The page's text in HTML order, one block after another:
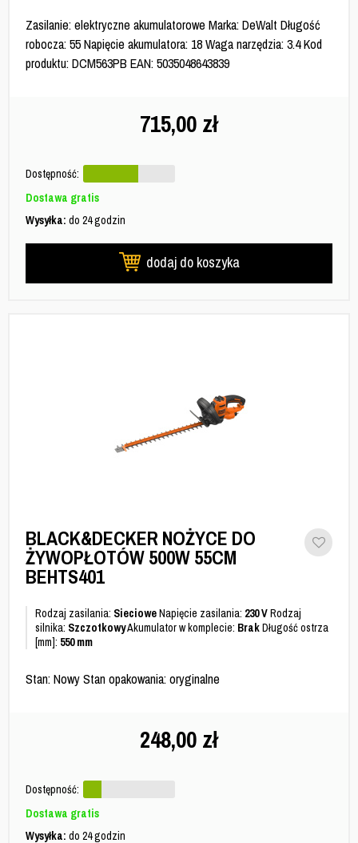
Zasilanie: elektryczne akumulatorowe Marka: DeWalt Długość
robocza: 55 Napięcie akumulatora: 18 Waga narzędzia: 3.4 Kod
produktu: DCM563PB EAN: 5035048643839
715,00 zł
Dostępność:
Dostawa gratis
Wysyłka: do 24 godzin
dodaj do koszyka
BLACK&DECKER NOŻYCE DO
ŻYWOPŁOTÓW 500W 55CM
BEHTS401
Rodzaj zasilania: SiecioweNapięcie zasilania: 230 VRodzaj
silnika: SzczotkowyAkumulator w komplecie: BrakDługość ostrza
[mm]: 550 mm
Stan: Nowy Stan opakowania: oryginalne
248,00 zł
Dostępność:
Dostawa gratis
Wysyłka: do 24 godzin